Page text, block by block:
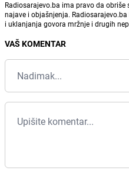
Radiosarajevo.ba ima pravo da
najave i objašnjenja.
i uklanjanja govora mržnje i drugih
VAŠ KOMENTAR